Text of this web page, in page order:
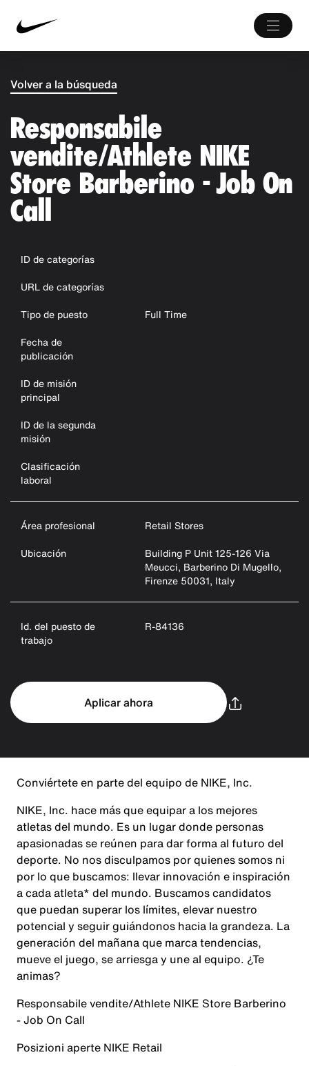
Volver a la búsqueda
Responsabile
vendite/Athlete NIKE
Store Barberino - Job On
Call
ID de categorías
URL de categorías
Tipo de puesto
Full Time
Fecha de
publicación
ID de misión
principal
ID de la segunda
misión
Clasificación
laboral
Área profesional
Retail Stores
Ubicación
Building P Unit 125-126 Via
Meucci, Barberino Di Mugello,
Firenze 50031, Italy
Id. del puesto de
trabajo
R-84136
Aplicar ahora
Conviértete en parte del equipo de NIKE, Inc.
NIKE, Inc. hace más que equipar a los mejores
atletas del mundo. Es un lugar donde personas
apasionadas se reúnen para dar forma al futuro del
deporte. No nos disculpamos por quienes somos ni
por lo que buscamos: llevar innovación e inspiración
a cada atleta* del mundo. Buscamos candidatos
que puedan superar los límites, elevar nuestro
potencial y seguir guiándonos hacia la grandeza. La
generación del mañana que marca tendencias,
mueve el juego, se arriesga y une al equipo. ¿Te
animas?
Responsabile vendite/Athlete NIKE Store Barberino
- Job On Call
Posizioni aperte NIKE Retail